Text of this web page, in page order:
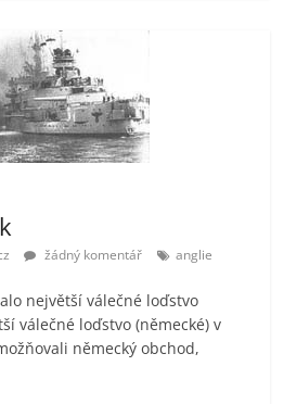
žádný komentář anglie
největší válečné loďstvo
válečné loďstvo (německé) v
německý obchod,